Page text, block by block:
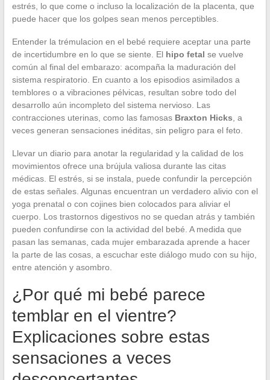
estrés, lo que come o incluso la localización de la placenta, que
puede hacer que los golpes sean menos perceptibles.
Entender la trémulacion en el bebé requiere aceptar una parte
de incertidumbre en lo que se siente. El hipo fetal se vuelve
común al final del embarazo: acompaña la maduración del
sistema respiratorio. En cuanto a los episodios asimilados a
temblores o a vibraciones pélvicas, resultan sobre todo del
desarrollo aún incompleto del sistema nervioso. Las
contracciones uterinas, como las famosas Braxton Hicks , a
veces generan sensaciones inéditas, sin peligro para el feto.
Llevar un diario para anotar la regularidad y la calidad de los
movimientos ofrece una brújula valiosa durante las citas
médicas. El estrés, si se instala, puede confundir la percepción
de estas señales. Algunas encuentran un verdadero alivio con el
yoga prenatal o con cojines bien colocados para aliviar el
cuerpo. Los trastornos digestivos no se quedan atrás y también
pueden confundirse con la actividad del bebé. A medida que
pasan las semanas, cada mujer embarazada aprende a hacer
la parte de las cosas, a escuchar este diálogo mudo con su hijo,
entre atención y asombro.
¿Por qué mi bebé parece
temblar en el vientre?
Explicaciones sobre estas
sensaciones a veces